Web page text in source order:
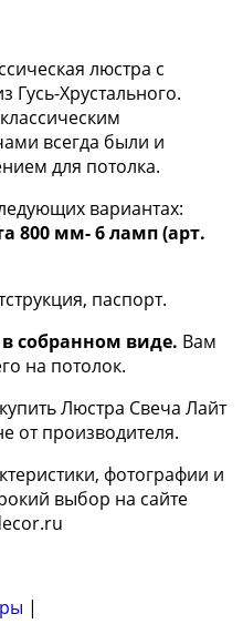
люстра с
Гусь-Хрустального.
всегда были и
для потолка.
вариантах:
800 мм- 6 ламп (арт.
паспорт.
в собранном виде. Вам
на потолок.
Люстра Свеча Лайт
от производителя.
фотографии и
выбор на сайте
|